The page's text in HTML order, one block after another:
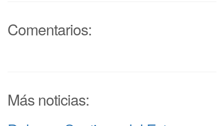
Comentarios:
Más noticias: